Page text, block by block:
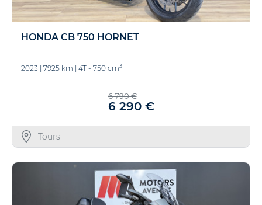
HONDA CB 750 HORNET
2023 | 7925 km | 4T - 750 cm3
6 790 €
6 290 €
Tours